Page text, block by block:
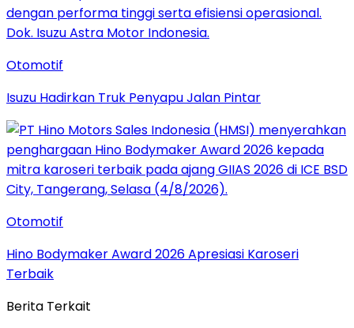
Otomotif
Isuzu Hadirkan Truk Penyapu Jalan Pintar
Otomotif
Hino Bodymaker Award 2026 Apresiasi Karoseri
Terbaik
Berita Terkait